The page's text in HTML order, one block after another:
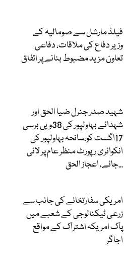
فیلڈ مارشل سے صومالیہ کے
وزیر دفاع کی ملاقات، دفاعی
تعاون مزید مضبوط بنانے پر اتفاق
شہید صدر جنرل ضیا الحق اور
شہدائے بہاولپور کی 38ویں برسی
17اگست کو،سانحہ بہاولپور کی
انکوائری رپورٹ منظر عام پر لائی
جائے، اعجاز الحق...
امریکی سفارتخانے کی جانب سے
زرعی ٹیکنالوجی کے شعبے میں
پاک امریکہ اشتراک کے مواقع
اجاگر